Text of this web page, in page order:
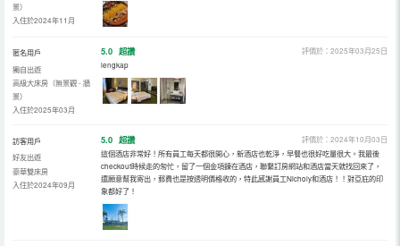
景）
入住於2024年11月
匿名用戶
獨自出遊
高級大床房（無景觀 - 牆
景）
入住於2025年03月
5.0 超讚
評價於：2025年03月25日
lengkap
訪客用戶
好友出遊
豪華雙床房
入住於2024年09月
5.0 超讚
評價於：2024年10月03日
這個酒店非常好！所有員工每天都很開心，新酒店也乾淨，早餐也很好吃量很大。我最後
checkout時候走的匆忙，留了一個金項鍊在酒店，聯繫訂房網站和酒店當天就找回來了，
還願意幫我寄出，郵費也是按透明價格收的，特此感謝員工Nicholy和酒店！！對亞庇的印
象都好了！